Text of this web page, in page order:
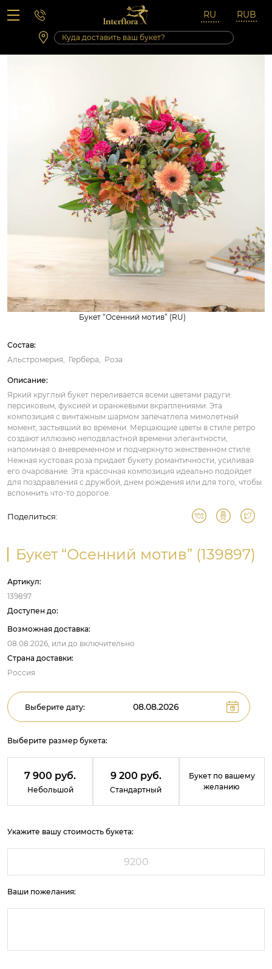
Вопросы-ответы
Сб 10:00 ‐ 14:00
Выходные и праздничные дни
Букет “Осенний мотив” (RU)
Состав:
Альстромерия
Гербера Роза
Описание:
Яркий круглый букет переливается всеми цветами радуги:
персиковым, фуксией и оранжевыми вкраплениями. Эта
композиция с винтажным шармом запечатлела мимолетный
момент, застывший во времени. Мерцающие цветы в стиле ретро
создают иллюзию неподвластной времени элегантности,
напоминая о вневременном и подчеркнуто женственном стиле.
Нежная кустовая роза придает букету романтичности, усиливая
его очарование. Эта красочная композиция идеально подойдет
для поздравления с дружбой, днем рождения или для того, чтобы
вспомнить что-то дорогое.
Поделиться:
Букет “Осенний мотив” (139897)
Артикул:
139897
Доступен до:
Возможная доставка:
08.08.2026, или до включительно
Страна доставки:
Россия
Выберите дату:
Выберите размер букета:
7 900 руб.
Небольшой
9 200 руб.
Стандартный
Букет по вашему
желанию
Укажите вашу стоимость букета:
Ваши пожелания: